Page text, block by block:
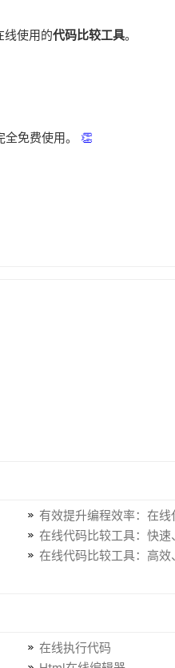
线使用的代码比较工具。
全免费使用。
👏
有效提升编程效率：在
在线代码比较工具：快
在线代码比较工具：高效
在线执行代码